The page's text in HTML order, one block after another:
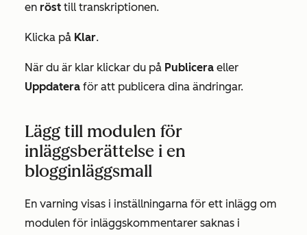
en röst till transkriptionen.
Klicka på Klar.
När du är klar klickar du på Publicera eller
Uppdatera för att publicera dina ändringar.
Lägg till modulen för
inläggsberättelse i en
blogginläggsmall
En varning visas i inställningarna för ett inlägg om
modulen för inläggskommentarer saknas i